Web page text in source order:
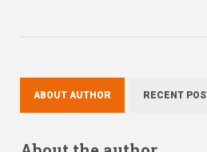
ABOUT AUTHOR RECENT